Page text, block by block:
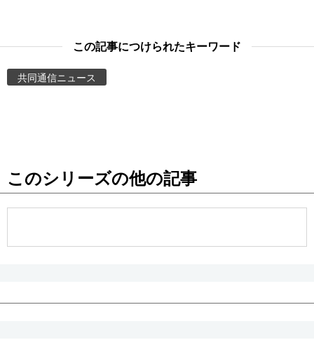
東京
この記事につけられたキーワード
共同通信ニュース
このシリーズの他の記事